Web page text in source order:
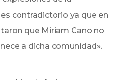
contradictorio ya que en
que Miriam Cano no
a dicha comunidad».